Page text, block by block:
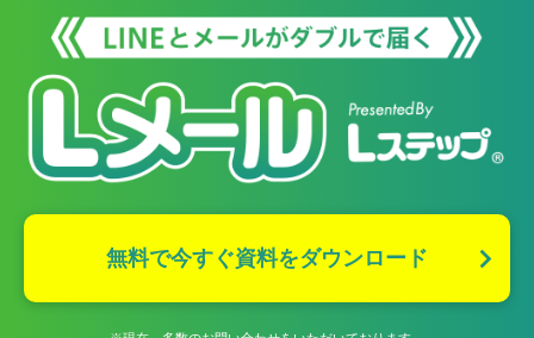
無料で今すぐ資料をダウンロード